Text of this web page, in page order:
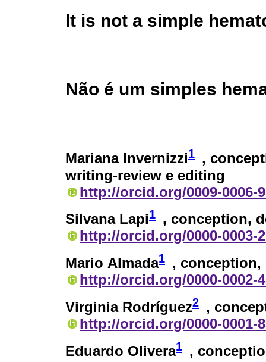
It is not a simple
Não é um simples
Mariana Invernizzi1 ,
writing-review e editing
http://orcid.org/0009-0006-
Silvana Lapi1 , conception,
http://orcid.org/0000-0003-
Mario Almada1 ,
http://orcid.org/0000-0002-
Virginia Rodríguez2 ,
http://orcid.org/0000-0001-
Eduardo Olivera1 ,